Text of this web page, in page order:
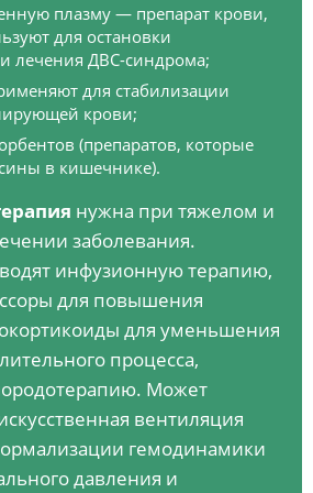
плазму — препарат крови,
для остановки
лечения ДВС-синдрома;
для стабилизации
крови;
(препаратов, которые
в кишечнике).
нужна при тяжелом и
заболевания.
инфузионную терапию,
для повышения
для уменьшения
процесса,
Может
вентиляция
гемодинамики
давления и